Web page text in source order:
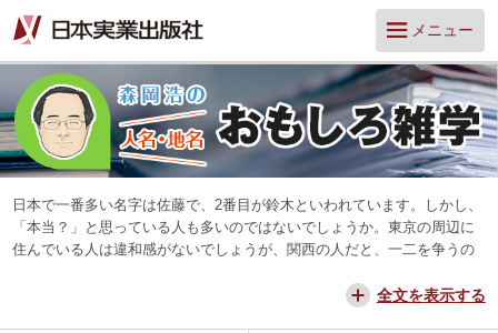
メニュー
日本で一番多い名字は佐藤で、2番目が鈴木といわれています。しかし、
「本当？」と思っている人も多いのではないでしょうか。東京の周辺に
住んでいる人は違和感がないでしょうが、関西の人だと、一二を争うの
交通が便利になって、東京からだと、離島や山中を除いてほとんどの所
全文を表示する